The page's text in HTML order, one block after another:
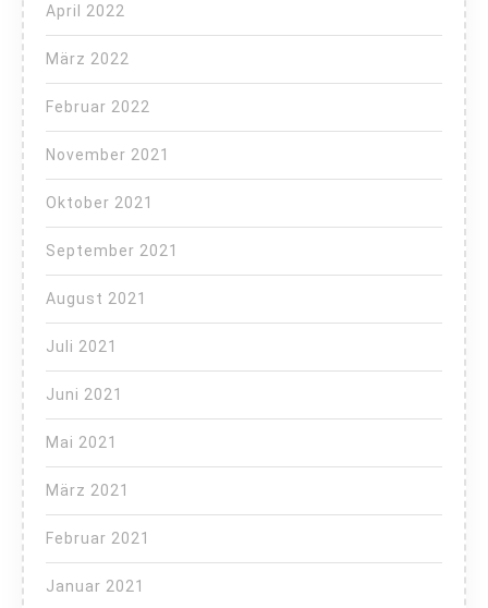
April 2022
März 2022
Februar 2022
November 2021
Oktober 2021
September 2021
August 2021
Juli 2021
Juni 2021
Mai 2021
März 2021
Februar 2021
Januar 2021